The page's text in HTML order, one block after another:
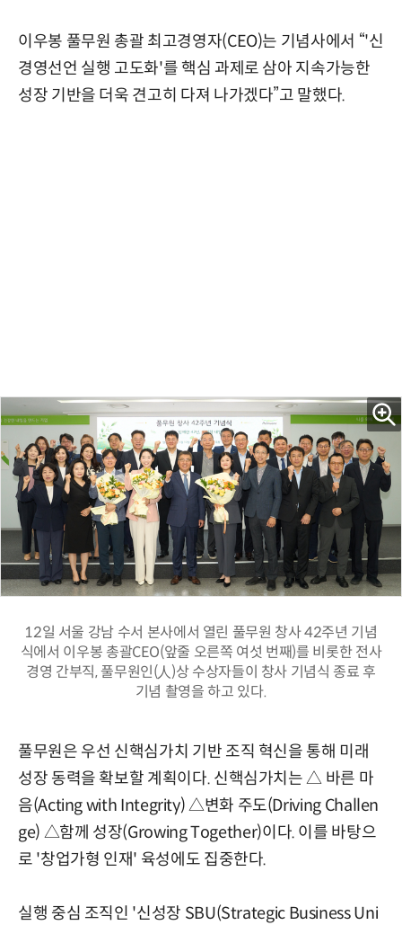
이우봉 풀무원 총괄 최고경영자(CEO)는 기념사에서 “'신
경영선언 실행 고도화'를 핵심 과제로 삼아 지속가능한
성장 기반을 더욱 견고히 다져 나가겠다”고 말했다.
12일 서울 강남 수서 본사에서 열린 풀무원 창사 42주년 기념
식에서 이우봉 총괄CEO(앞줄 오른쪽 여섯 번째)를 비롯한 전사
경영 간부직, 풀무원인(人)상 수상자들이 창사 기념식 종료 후
기념 촬영을 하고 있다.
풀무원은 우선 신핵심가치 기반 조직 혁신을 통해 미래
성장 동력을 확보할 계획이다. 신핵심가치는 △ 바른 마
음(Acting with Integrity) △변화 주도(Driving Challen
ge) △함께 성장(Growing Together)이다. 이를 바탕으
로 '창업가형 인재' 육성에도 집중한다.
실행 중심 조직인 '신성장 SBU(Strategic Business Uni